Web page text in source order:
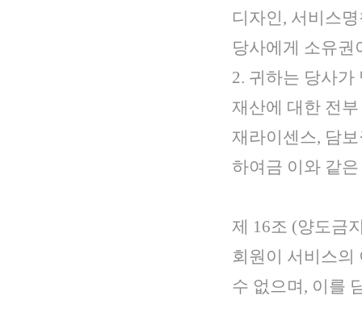
디자인, 서비스
당사에게 소유권
2. 귀하는 당사
재산에 대한 전
재라이센스, 담
하여금 이와 같
제 16조 (양도금
회원이 서비스의
수 없으며, 이를